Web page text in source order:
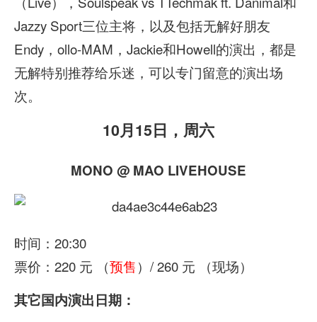
Jazzy Sport三位主将，以及包括无解好朋友
Endy，ollo-MAM，Jackie和Howell的演出，都是
无解特别推荐给乐迷，可以专门留意的演出场
次。
10月15日，周六
MONO @ MAO LIVEHOUSE
时间：20:30
票价：220 元 （预售）/ 260 元 （现场）
其它国内演出日期：